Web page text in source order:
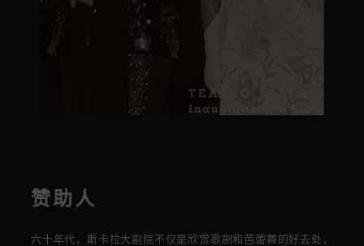
赞助人
六十 年代，斯卡拉大剧院不仅是欣赏歌剧和芭蕾舞的好去处，